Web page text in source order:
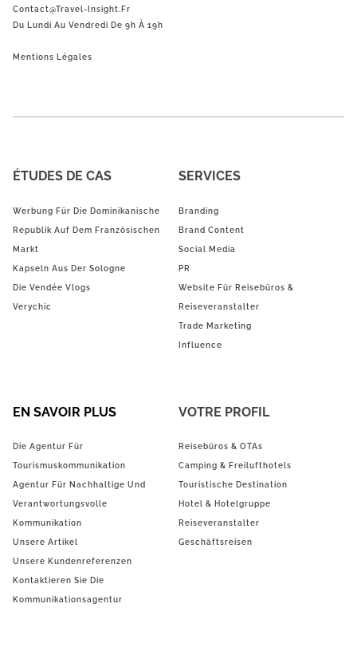
Contact@Travel-Insight.fr
Du Lundi Au Vendredi De 9h À 19h
Mentions Légales
ÉTUDES DE CAS
Werbung Für Die Dominikanische
Republik Auf Dem Französischen
Markt
Kapseln Aus Der Sologne
Die Vendée Vlogs
Verychic
SERVICES
Branding
Brand Content
Social Media
PR
Website Für Reisebüros &
Reiseveranstalter
Trade Marketing
Influence
EN SAVOIR PLUS
Die Agentur Für
Tourismuskommunikation
Agentur Für Nachhaltige Und
Verantwortungsvolle
Kommunikation
Unsere Artikel
Unsere Kundenreferenzen
Kontaktieren Sie Die
Kommunikationsagentur
VOTRE PROFIL
Reisebüros & OTAs
Camping & Freilufthotels
Touristische Destination
Hotel & Hotelgruppe
Reiseveranstalter
Geschäftsreisen